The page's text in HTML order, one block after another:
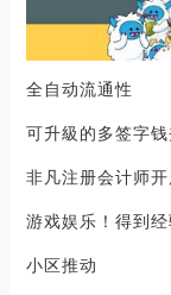
全自动流通性
可升級的多签字钱
非凡注册会计师
游戏娱乐！得到
小区推动